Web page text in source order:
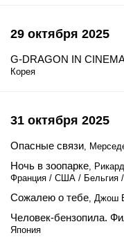
29 октября 2025
G-DRAGON IN
Корея
31 октября 2025
Опасные связи,
Ночь в зоопарке,
Франция / США / Бельгия
Сожалею о тебе, Джош
Человек-бензопила.
Япония